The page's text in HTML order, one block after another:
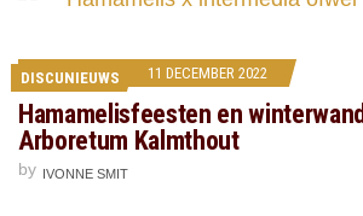
DISCUNIEUWS 11 DECEMBER 2022
Hamamelisfeesten en
Arboretum Kalmthout
by IVONNE SMIT